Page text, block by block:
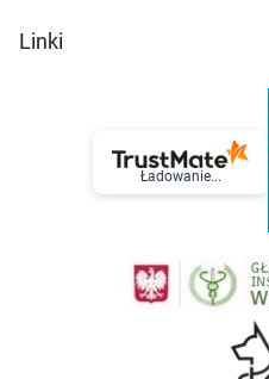
Linki
Ładowanie...